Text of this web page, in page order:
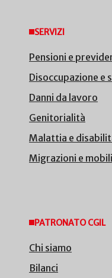
SERVIZI
Pensioni e
Disoccupazione e
Danni da lavoro
Genitorialità
Malattia e
Migrazioni e
PATRONATO CGIL
Chi siamo
Bilanci